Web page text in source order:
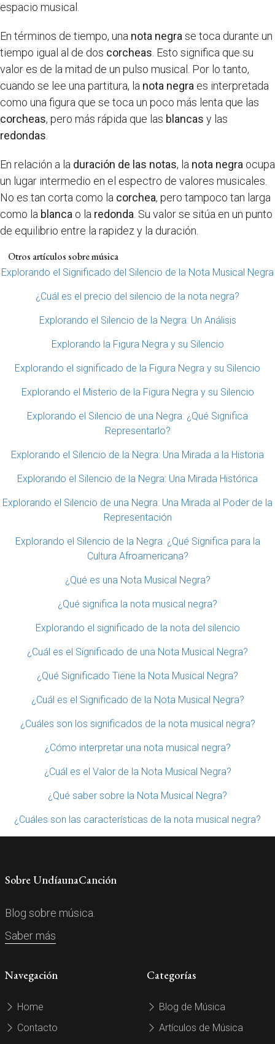
espacio musical.
En términos de tiempo, una nota negra se toca durante un
tiempo igual al de dos corcheas . Esto significa que su
valor es de la mitad de un pulso musical. Por lo tanto,
cuando se lee una partitura, la nota negra es interpretada
como una figura que se toca un poco más lenta que las
corcheas, pero más rápida que las blancas y las
redondas
En relación a la duración de las notas, la nota negra ocupa
un lugar intermedio en el espectro de valores musicales.
No es tan corta como la corchea, pero tampoco tan larga
como la blanca o la redonda . Su valor se sitúa en un punto
de equilibrio entre la rapidez y la duración.
Otros artículos sobre música
Explorando el Significado del Silencio de la Nota Musical Negra
¿Cuál es el precio del silencio de la nota negra?
Explorando el Silencio de la Negra: Un Análisis
Explorando la Figura Negra y su Silencio
Explorando el significado de la Figura Negra y su Silencio
Explorando el Misterio de la Figura Negra y su Silencio
Explorando el Silencio de una Negra: ¿Qué Significa
Representarlo?
Explorando el Silencio de la Negra: Una Mirada a la Historia
Explorando el Silencio de la Negra: Una Mirada Histórica
Explorando el Silencio de una Negra: Una Mirada al Poder de la
Representación
Explorando el Silencio de la Negra: ¿Qué Significa para la
Cultura Afroamericana?
¿Qué es una Nota Musical Negra?
¿Qué significa la nota musical negra?
Explorando el significado de la nota del silencio
¿Cuál es el Significado de una Nota Musical Negra?
¿Qué Significado Tiene la Nota Musical Negra?
¿Cuál es el Significado de la Nota Musical Negra?
¿Cuáles son los significados de la nota musical negra?
¿Cómo interpretar una nota musical negra?
¿Cuál es el Valor de la Nota Musical Negra?
¿Qué saber sobre la Nota Musical Negra?
¿Cuáles son las características de la nota musical negra?
Sobre UndíaunaCanción
Blog sobre música.
Saber más
Navegación
Home
Contacto
Categorías
Blog de Música
Artículos de Música